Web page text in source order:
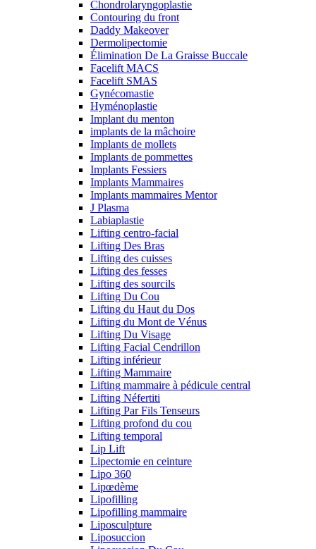
Chondrolaryngoplastie
Contouring du front
Daddy Makeover
Dermolipectomie
Élimination De La Graisse Buccale
Facelift MACS
Facelift SMAS
Gynécomastie
Hyménoplastie
Implant du menton
implants de la mâchoire
Implants de mollets
Implants de pommettes
Implants Fessiers
Implants Mammaires
Implants mammaires Mentor
J Plasma
Labiaplastie
Lifting centro-facial
Lifting Des Bras
Lifting des cuisses
Lifting des fesses
Lifting des sourcils
Lifting Du Cou
Lifting du Haut du Dos
Lifting du Mont de Vénus
Lifting Du Visage
Lifting Facial Cendrillon
Lifting inférieur
Lifting Mammaire
Lifting mammaire à pédicule central
Lifting Néfertiti
Lifting Par Fils Tenseurs
Lifting profond du cou
Lifting temporal
Lip Lift
Lipectomie en ceinture
Lipo 360
Lipœdème
Lipofilling
Lipofilling mammaire
Liposculpture
Liposuccion